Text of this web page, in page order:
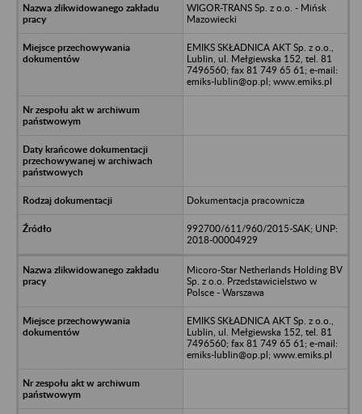
WIGOR-TRANS Sp. z o.o. - Mińsk
Mazowiecki
EMIKS SKŁADNICA AKT Sp. z o.o.,
Lublin, ul. Mełgiewska 152, tel. 81
7496560; fax 81 749 65 61; e-mail:
emiks-lublin@op.pl; www.emiks.pl
Dokumentacja pracownicza
992700/611/960/2015-SAK; UNP:
2018-00004929
Micoro-Star Netherlands Holding BV
Sp. z o.o. Przedstawicielstwo w
Polsce - Warszawa
EMIKS SKŁADNICA AKT Sp. z o.o.,
Lublin, ul. Mełgiewska 152, tel. 81
7496560; fax 81 749 65 61; e-mail:
emiks-lublin@op.pl; www.emiks.pl